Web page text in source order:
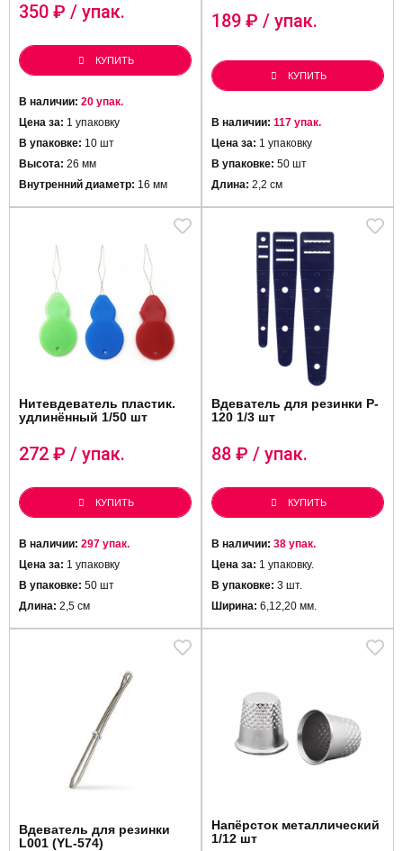
350 ₽ / упак.
КУПИТЬ
В наличии: 20 упак.
Цена за: 1 упаковку
В упаковке: 10 шт
Высота: 26 мм
Внутренний диаметр: 16 мм
189 ₽ / упак.
КУПИТЬ
В наличии: 117 упак.
Цена за: 1 упаковку
В упаковке: 50 шт
Длина: 2,2 см
Нитевдеватель пластик.
удлинённый 1/50 шт
272 ₽ / упак.
КУПИТЬ
В наличии: 297 упак.
Цена за: 1 упаковку
В упаковке: 50 шт
Длина: 2,5 см
Вдеватель для резинки P-
120 1/3 шт
88 ₽ / упак.
КУПИТЬ
В наличии: 38 упак.
Цена за: 1 упаковку.
В упаковке: 3 шт.
Ширина: 6,12,20 мм.
Вдеватель для резинки
L001 (YL-574)
Напёрсток металлический
1/12 шт